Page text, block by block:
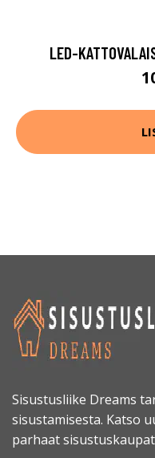
LED-
Sisustusliike Dreams
sisustamisesta. Katso
parhaat